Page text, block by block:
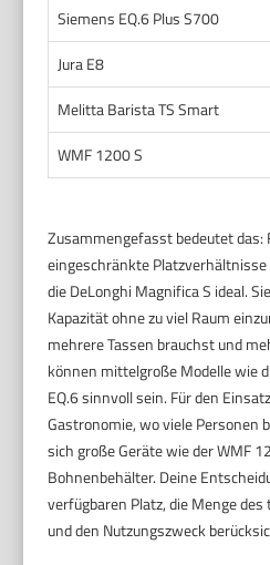
Siemens EQ.6 Plus S700
Jura E8
Melitta Barista TS Smart
WMF 1200 S
Zusammengefasst bedeutet das:
eingeschränkte
die DeLonghi Magnifica S ideal.
Kapazität ohne zu viel Raum
mehrere Tassen brauchst und
können mittelgroße Modelle wie
EQ.6 sinnvoll sein. Für den
Gastronomie, wo viele Personen
sich große Geräte wie der WMF
Bohnenbehälter. Deine
verfügbaren Platz, die Menge
und den Nutzungszweck